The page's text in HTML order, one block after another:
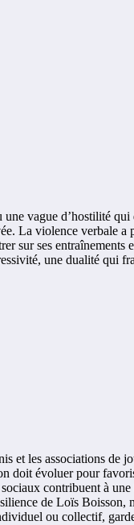
vague d’hostilité
La violence verbale a
sur ses entraînements
une dualité qui
et les associations de
doit évoluer pour
contribuent à
de Loïs Boisson,
ou collectif,